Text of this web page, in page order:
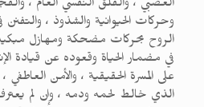
العصبي ، والقلق النفسي العام ،
وحركات الحيوانية والشذوذ ، والتفنن
الروح بحركات مضحكة ومهازل مبكية
في مضمار الحياة وقعوده عن قيادة
على المسرة الحقيقية ، والأمن العاطفي
الذي خالط لحمه ودمه ، وإن لم